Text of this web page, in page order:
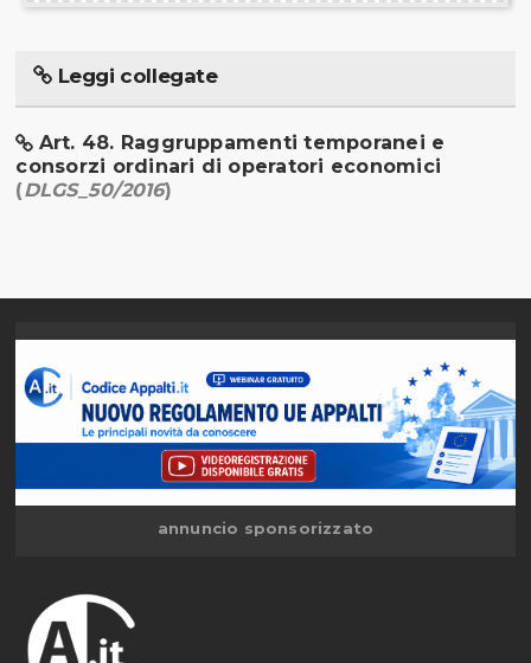
Leggi collegate
Art. 48. Raggruppamenti temporanei e
consorzi ordinari di operatori economici
(DLGS_50/2016)
annuncio sponsorizzato